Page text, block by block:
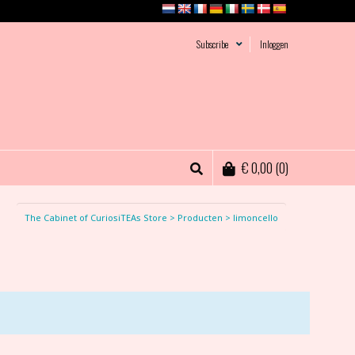
Subscribe Inloggen
€0,00 (0)
The Cabinet of CuriosiTEAs Store > Producten > limoncello